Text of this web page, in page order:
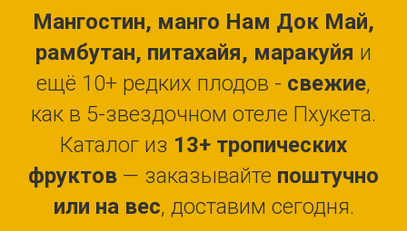
Мангостин, манго Нам Док Май,
рамбутан, питахайя, маракуйя и
ещё 10+ редких плодов - свежие,
как в 5-звездочном отеле Пхукета.
Каталог из 13+ тропических
фруктов — заказывайте поштучно
или на вес, доставим сегодня.